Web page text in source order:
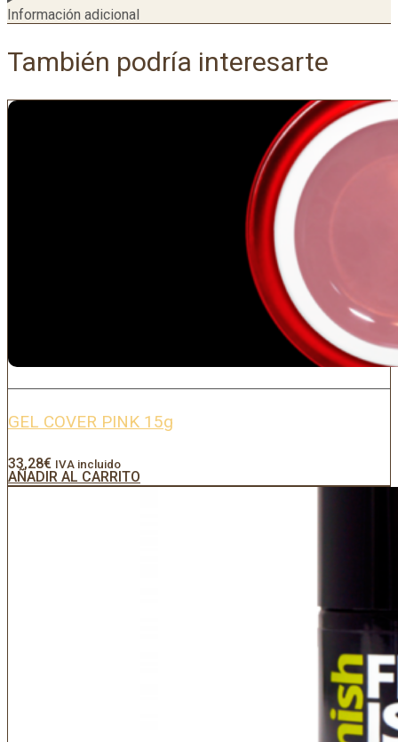
Información adicional
También podría interesarte
GEL COVER PINK 15g
33,28€ IVA incluido
AÑADIR AL CARRITO